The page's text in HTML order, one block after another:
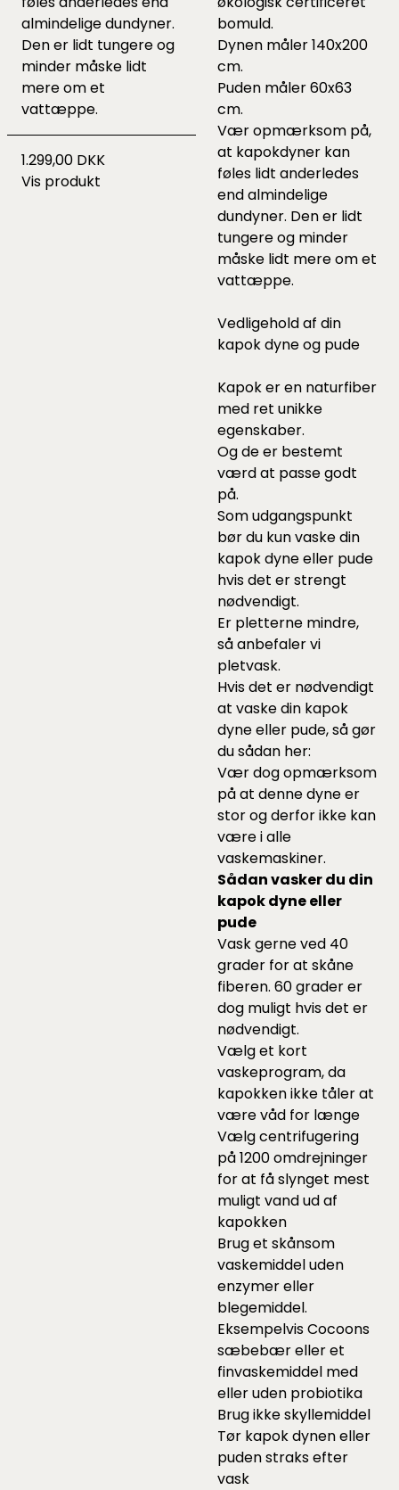
almindelige dundyner.
Den er lidt tungere og
minder måske lidt
mere om et
vattæppe.
1.299,00 DKK
Vis produkt
bomuld.
Dynen måler 140x200
cm.
Puden måler 60x63
cm.
Vær opmærksom på,
at kapokdyner kan
føles lidt anderledes
end almindelige
dundyner. Den er lidt
tungere og minder
måske lidt mere om et
vattæppe.
Vedligehold af din
kapok dyne og pude
Kapok er en naturfiber
med ret unikke
egenskaber.
Og de er bestemt
værd at passe godt
på.
Som udgangspunkt
bør du kun vaske din
kapok dyne eller pude
hvis det er strengt
nødvendigt.
Er pletterne mindre,
så anbefaler vi
pletvask.
Hvis det er nødvendigt
at vaske din kapok
dyne eller pude, så gør
du sådan her:
Vær dog opmærksom
på at denne dyne er
stor og derfor ikke kan
være i alle
vaskemaskiner.
Sådan vasker du din
kapok dyne eller
pude
Vask gerne ved 40
grader for at skåne
fiberen. 60 grader er
dog muligt hvis det er
nødvendigt.
Vælg et kort
vaskeprogram, da
kapokken ikke tåler at
være våd for længe
Vælg centrifugering
på 1200 omdrejninger
for at få slynget mest
muligt vand ud af
kapokken
Brug et skånsom
vaskemiddel uden
enzymer eller
blegemiddel.
Eksempelvis Cocoons
sæbebæreller et
finvaskemiddel med
eller uden probiotika
Brug ikke skyllemiddel
Tør kapok dynen eller
puden straks efter
vask